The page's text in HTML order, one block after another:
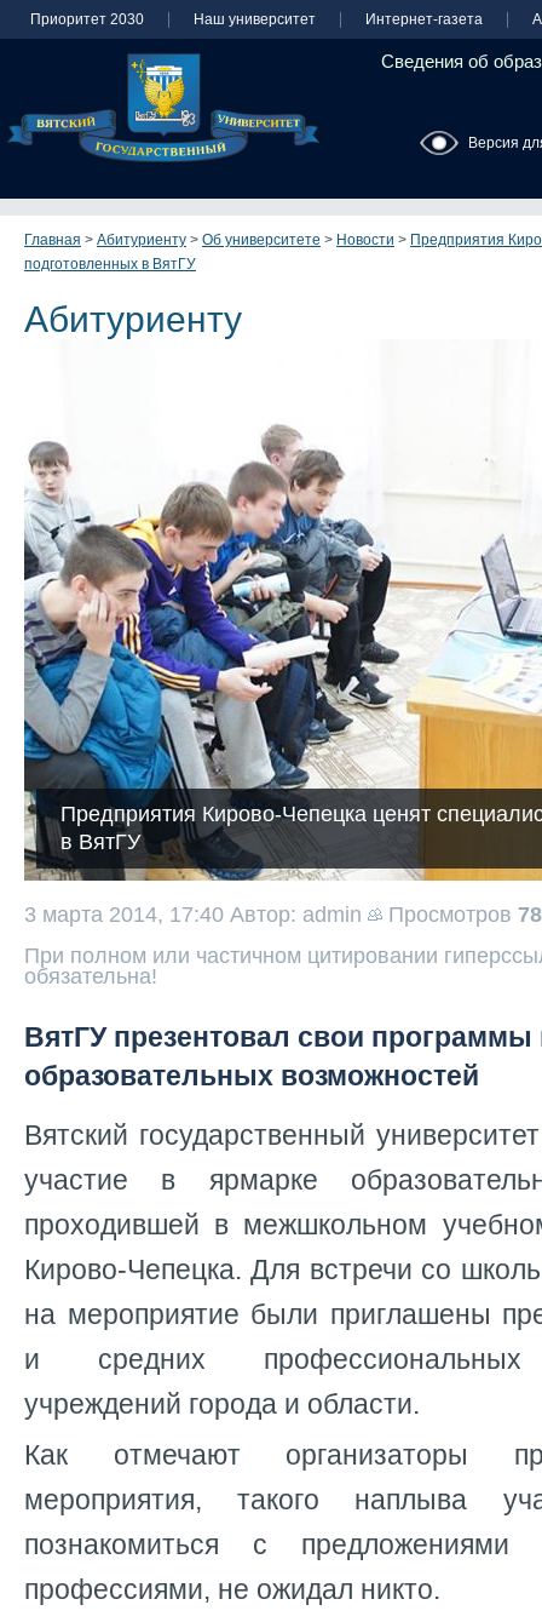
Приоритет 2030 Наш университет Интернет-газета
Сведения об
Версия
Главная > Абитуриенту > Об университете > Новости > Предприятия
подготовленных в ВятГУ
Абитуриенту
Предприятия Кирово-Чепецка ценят
в ВятГУ
3 марта 2014, 17:40 Автор: admin Просмотров
При полном или частичном цитировании
обязательна!
ВятГУ презентовал свои программы
образовательных возможностей
Вятский государственный
участие в ярмарке
проходившей в межшкольном
Кирово-Чепецка. Для встречи со
на мероприятие были приглашены
и средних профессиональных
учреждений города и области.
Как отмечают организаторы
мероприятия, такого наплыва
познакомиться с
профессиями, не ожидал никто.